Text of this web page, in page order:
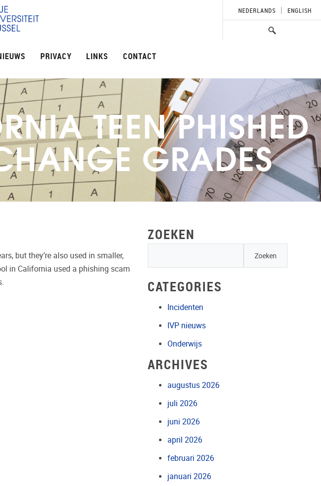
PRIVACY LINKS CONTACT
NEDERLANDS ENGLISH
TEEN PHISHED
GRADES
but they’re also used in smaller,
in California used a phishing scam
ZOEKEN
CATEGORIES
Incidenten
IVP nieuws
Onderwijs
ARCHIVES
augustus 2026
juli 2026
juni 2026
april 2026
februari 2026
januari 2026